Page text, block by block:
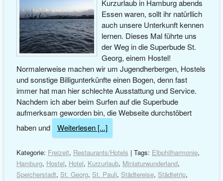
Kurzurlaub in Hamburg abends
Essen waren, sollt ihr natürllich
auch unsere Unterkunft kennen
lernen. Dieses Mal führte uns
der Weg in die Superbude St.
Georg, einem Hostel!
Normalerweise machen wir um Jugendherbergen, Hostels
und sonstige Billigunterkünfte einen Bogen, denn fast
immer hat man hier schlechte Ausstattung und Service.
Nachdem ich aber beim Surfen auf die Superbude
aufmerksam geworden bin, die Webseite durchstöbert
haben und
Weiterlesen [...]
Kategorie: Freizeit, Restaurants/Hotels | Tags: Elbphilharmonie,
Hamburg, Hostel, Hotel, Kurzurlaub, Miniaturwunderland,
Speicherstadt, St. Georg, St. Pauli, Städtereise, Städtetrip,